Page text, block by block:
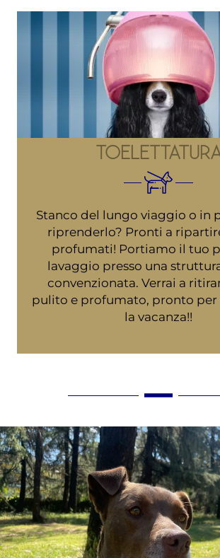
Stanco del lungo viaggio o in
riprenderlo? Pronti a
profumati! Portiamo il tuo
lavaggio presso una
convenzionata. Verrai a
pulito e profumato, pronto
la vacanza!!